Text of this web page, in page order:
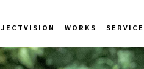
JECTVISION WORKS SERVICE